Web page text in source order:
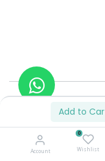
0
Wishlist
Account